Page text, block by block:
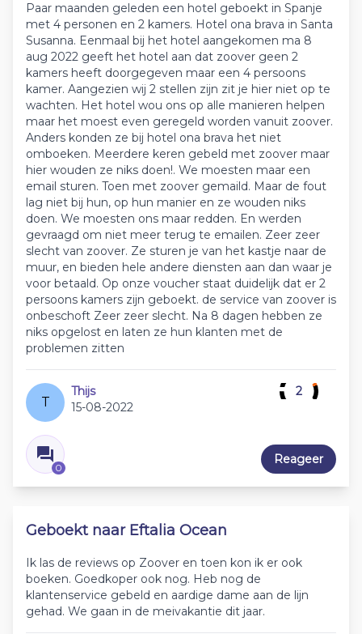
Paar maanden geleden een hotel geboekt in Spanje
met 4 personen en 2 kamers. Hotel ona brava in Santa
Susanna. Eenmaal bij het hotel aangekomen ma 8
aug 2022 geeft het hotel aan dat zoover geen 2
kamers heeft doorgegeven maar een 4 persoons
kamer. Aangezien wij 2 stellen zijn zit je hier niet op te
wachten. Het hotel wou ons op alle manieren helpen
maar het moest even geregeld worden vanuit zoover.
Anders konden ze bij hotel ona brava het niet
omboeken. Meerdere keren gebeld met zoover maar
hier wouden ze niks doen!. We moesten maar een
email sturen. Toen met zoover gemaild. Maar de fout
lag niet bij hun, op hun manier en ze wouden niks
doen. We moesten ons maar redden. En werden
gevraagd om niet meer terug te emailen. Zeer zeer
slecht van zoover. Ze sturen je van het kastje naar de
muur, en bieden hele andere diensten aan dan waar je
voor betaald. Op onze voucher staat duidelijk dat er 2
persoons kamers zijn geboekt. de service van zoover is
onbeschoft Zeer zeer slecht. Na 8 dagen hebben ze
niks opgelost en laten ze hun klanten met de
problemen zitten
T
Thijs
15-08-2022
0
2
Reageer
Geboekt naar Eftalia Ocean
Ik las de reviews op Zoover en toen kon ik er ook
boeken. Goedkoper ook nog. Heb nog de
klantenservice gebeld en aardige dame aan de lijn
gehad. We gaan in de meivakantie dit jaar.